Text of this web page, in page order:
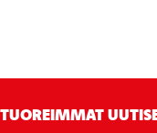
TUOREIMMAT